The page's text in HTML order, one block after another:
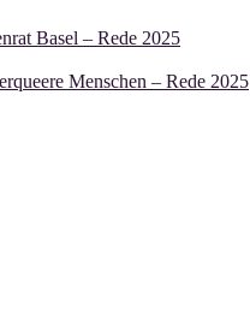
Basel – Rede 2025
Menschen – Rede 2025